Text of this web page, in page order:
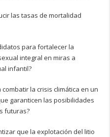
las tasas de mortalidad
para fortalecer la
integral en miras a
infantil?
la crisis climática en un
garanticen las posibilidades
futuras?
que la explotación del litio